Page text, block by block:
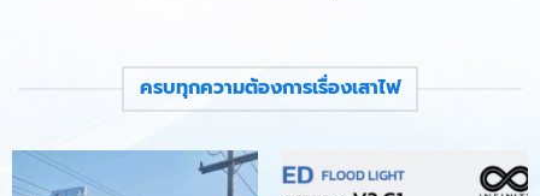
ครบทุกความต้องการเรื่องเสาไฟ